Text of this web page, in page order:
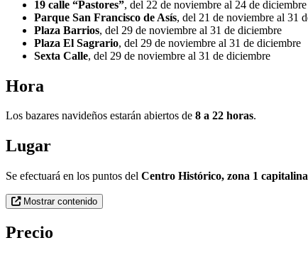
19 calle “Pastores”, del 22 de noviembre al 24 de diciembre
Parque San Francisco de Asís, del 21 de noviembre al 31
Plaza Barrios, del 29 de noviembre al 31 de diciembre
Plaza El Sagrario, del 29 de noviembre al 31 de diciembre
Sexta Calle, del 29 de noviembre al 31 de diciembre
Hora
Los bazares navideños estarán abiertos de 8 a 22 horas.
Lugar
Se efectuará en los puntos del Centro Histórico, zona 1 capitalina
Mostrar contenido
Precio